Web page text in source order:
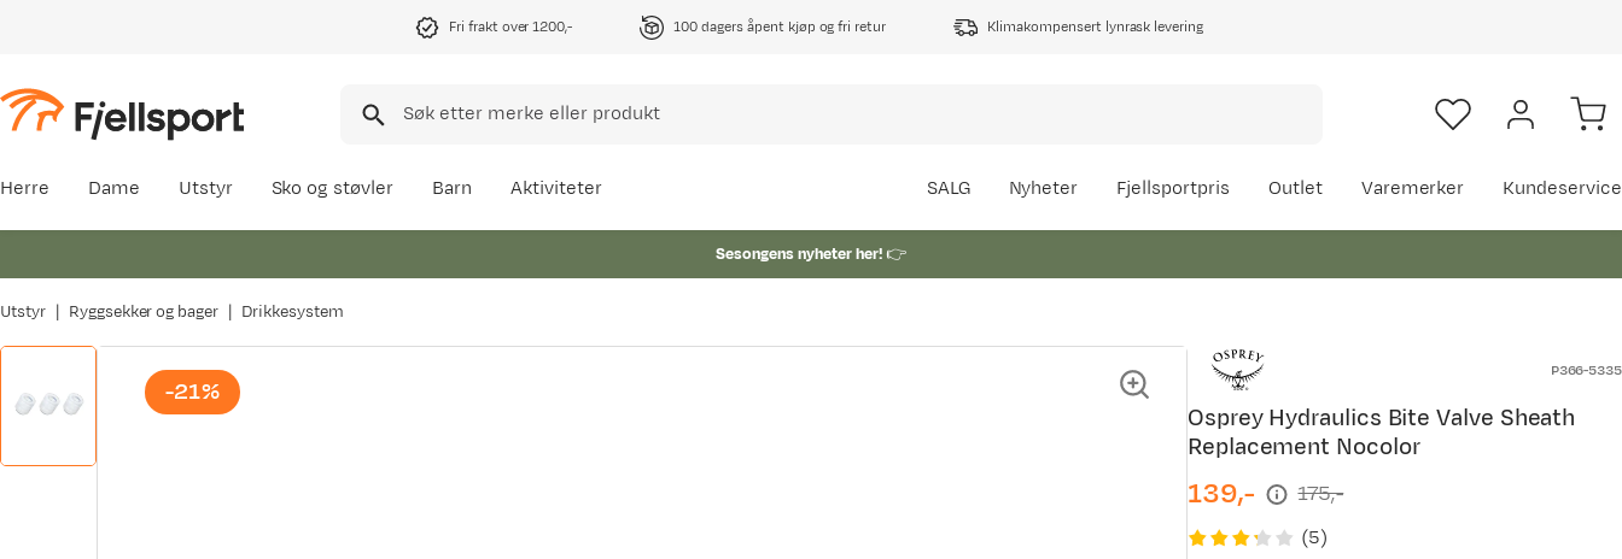
Fri frakt over 1200,- 100 dagers åpent kjøp og fri retur Klimakompensert lynrask levering
Herre Dame Utstyr Sko og støvler Barn Aktiviteter SALG Nyheter Fjellsportpris Outlet Varemerker Kundeservice
Sesongens nyheter her!👉
Utstyr Ryggsekker og bager Drikkesystem
-21%
P366-5335
Osprey Hydraulics Bite Valve Sheath
Replacement Nocolor
discounted
price
139,-
original
price
175,-
(5)